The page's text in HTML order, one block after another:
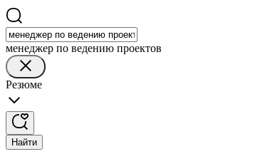
менеджер по ведению проектов
Резюме
Найти